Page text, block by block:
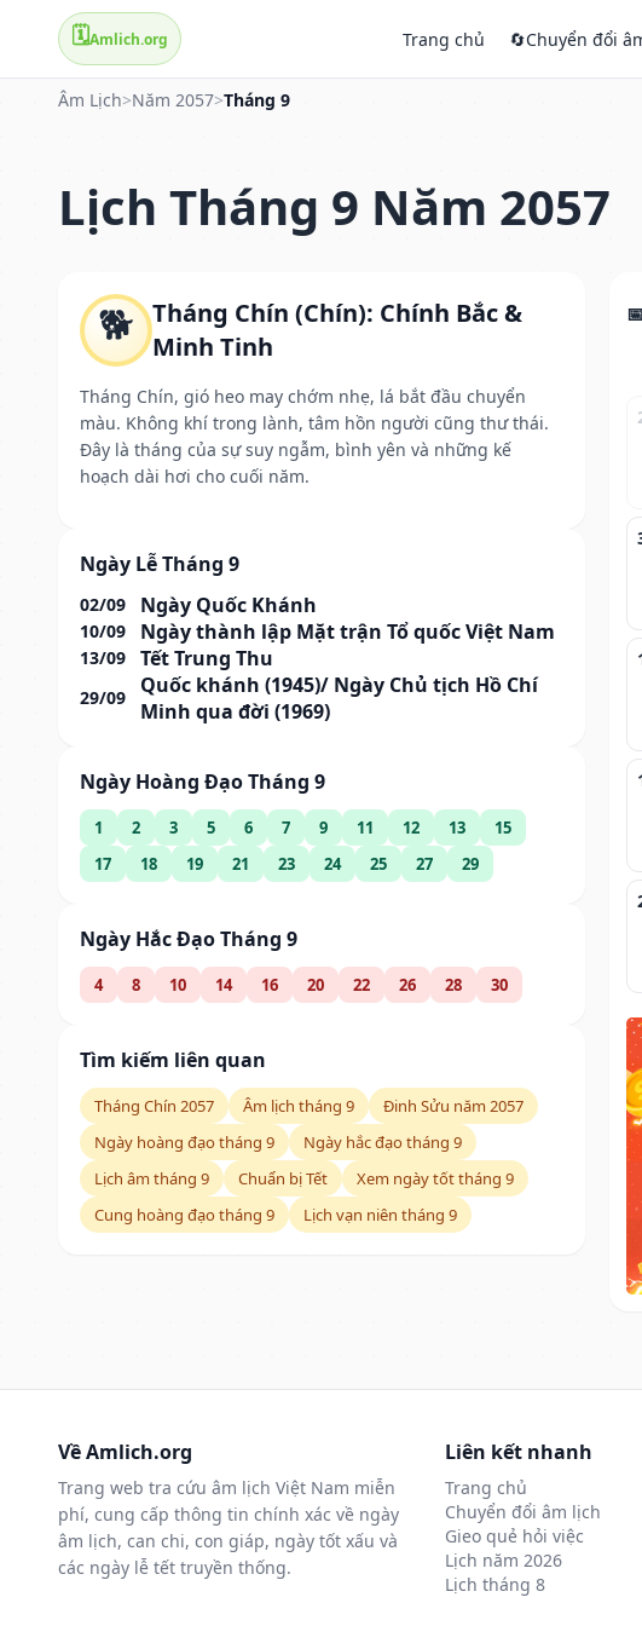
🗓️Amlich.org Trang chủ 🔄Chuyển đổi
Âm Lịch>Năm 2057>Tháng 9
Lịch Tháng 9 Năm 2057
🐕 Tháng Chín (Chín): Chính Bắc &
Minh Tinh
Tháng Chín, gió heo may chớm nhẹ, lá bắt đầu chuyển
màu. Không khí trong lành, tâm hồn người cũng thư thái.
Đây là tháng của sự suy ngẫm, bình yên và những kế
hoạch dài hơi cho cuối năm.
Ngày Lễ Tháng 9
02/09 Ngày Quốc Khánh
10/09 Ngày thành lập Mặt trận Tổ quốc Việt Nam
13/09 Tết Trung Thu
29/09
Quốc khánh (1945)/ Ngày Chủ tịch Hồ Chí
Minh qua đời (1969)
Ngày Hoàng Đạo Tháng 9
1 2 3 5 6 7 9 11 12 13
15
17
18 19 21 23 24 25 27 29
Ngày Hắc Đạo Tháng 9
4 8 10 14 16 20 22 26 28 30
Tìm kiếm liên quan
Tháng Chín 2057 Âm lịch tháng 9
Đinh Sửu năm 2057
Ngày hoàng đạo tháng 9
Ngày hắc đạo tháng 9
Lịch âm tháng 9
Chuẩn bị Tết
Xem ngày tốt tháng 9
Cung hoàng đạo tháng 9
Lịch vạn niên tháng 9
Về Amlich.org
Trang web tra cứu âm lịch Việt Nam miễn
phí, cung cấp thông tin chính xác về ngày
âm lịch, can chi, con giáp, ngày tốt xấu và
các ngày lễ tết truyền thống.
Liên kết nhanh
Trang chủ
Chuyển đổi âm lịch
Gieo quẻ hỏi việc
Lịch năm 2026
Lịch tháng 8